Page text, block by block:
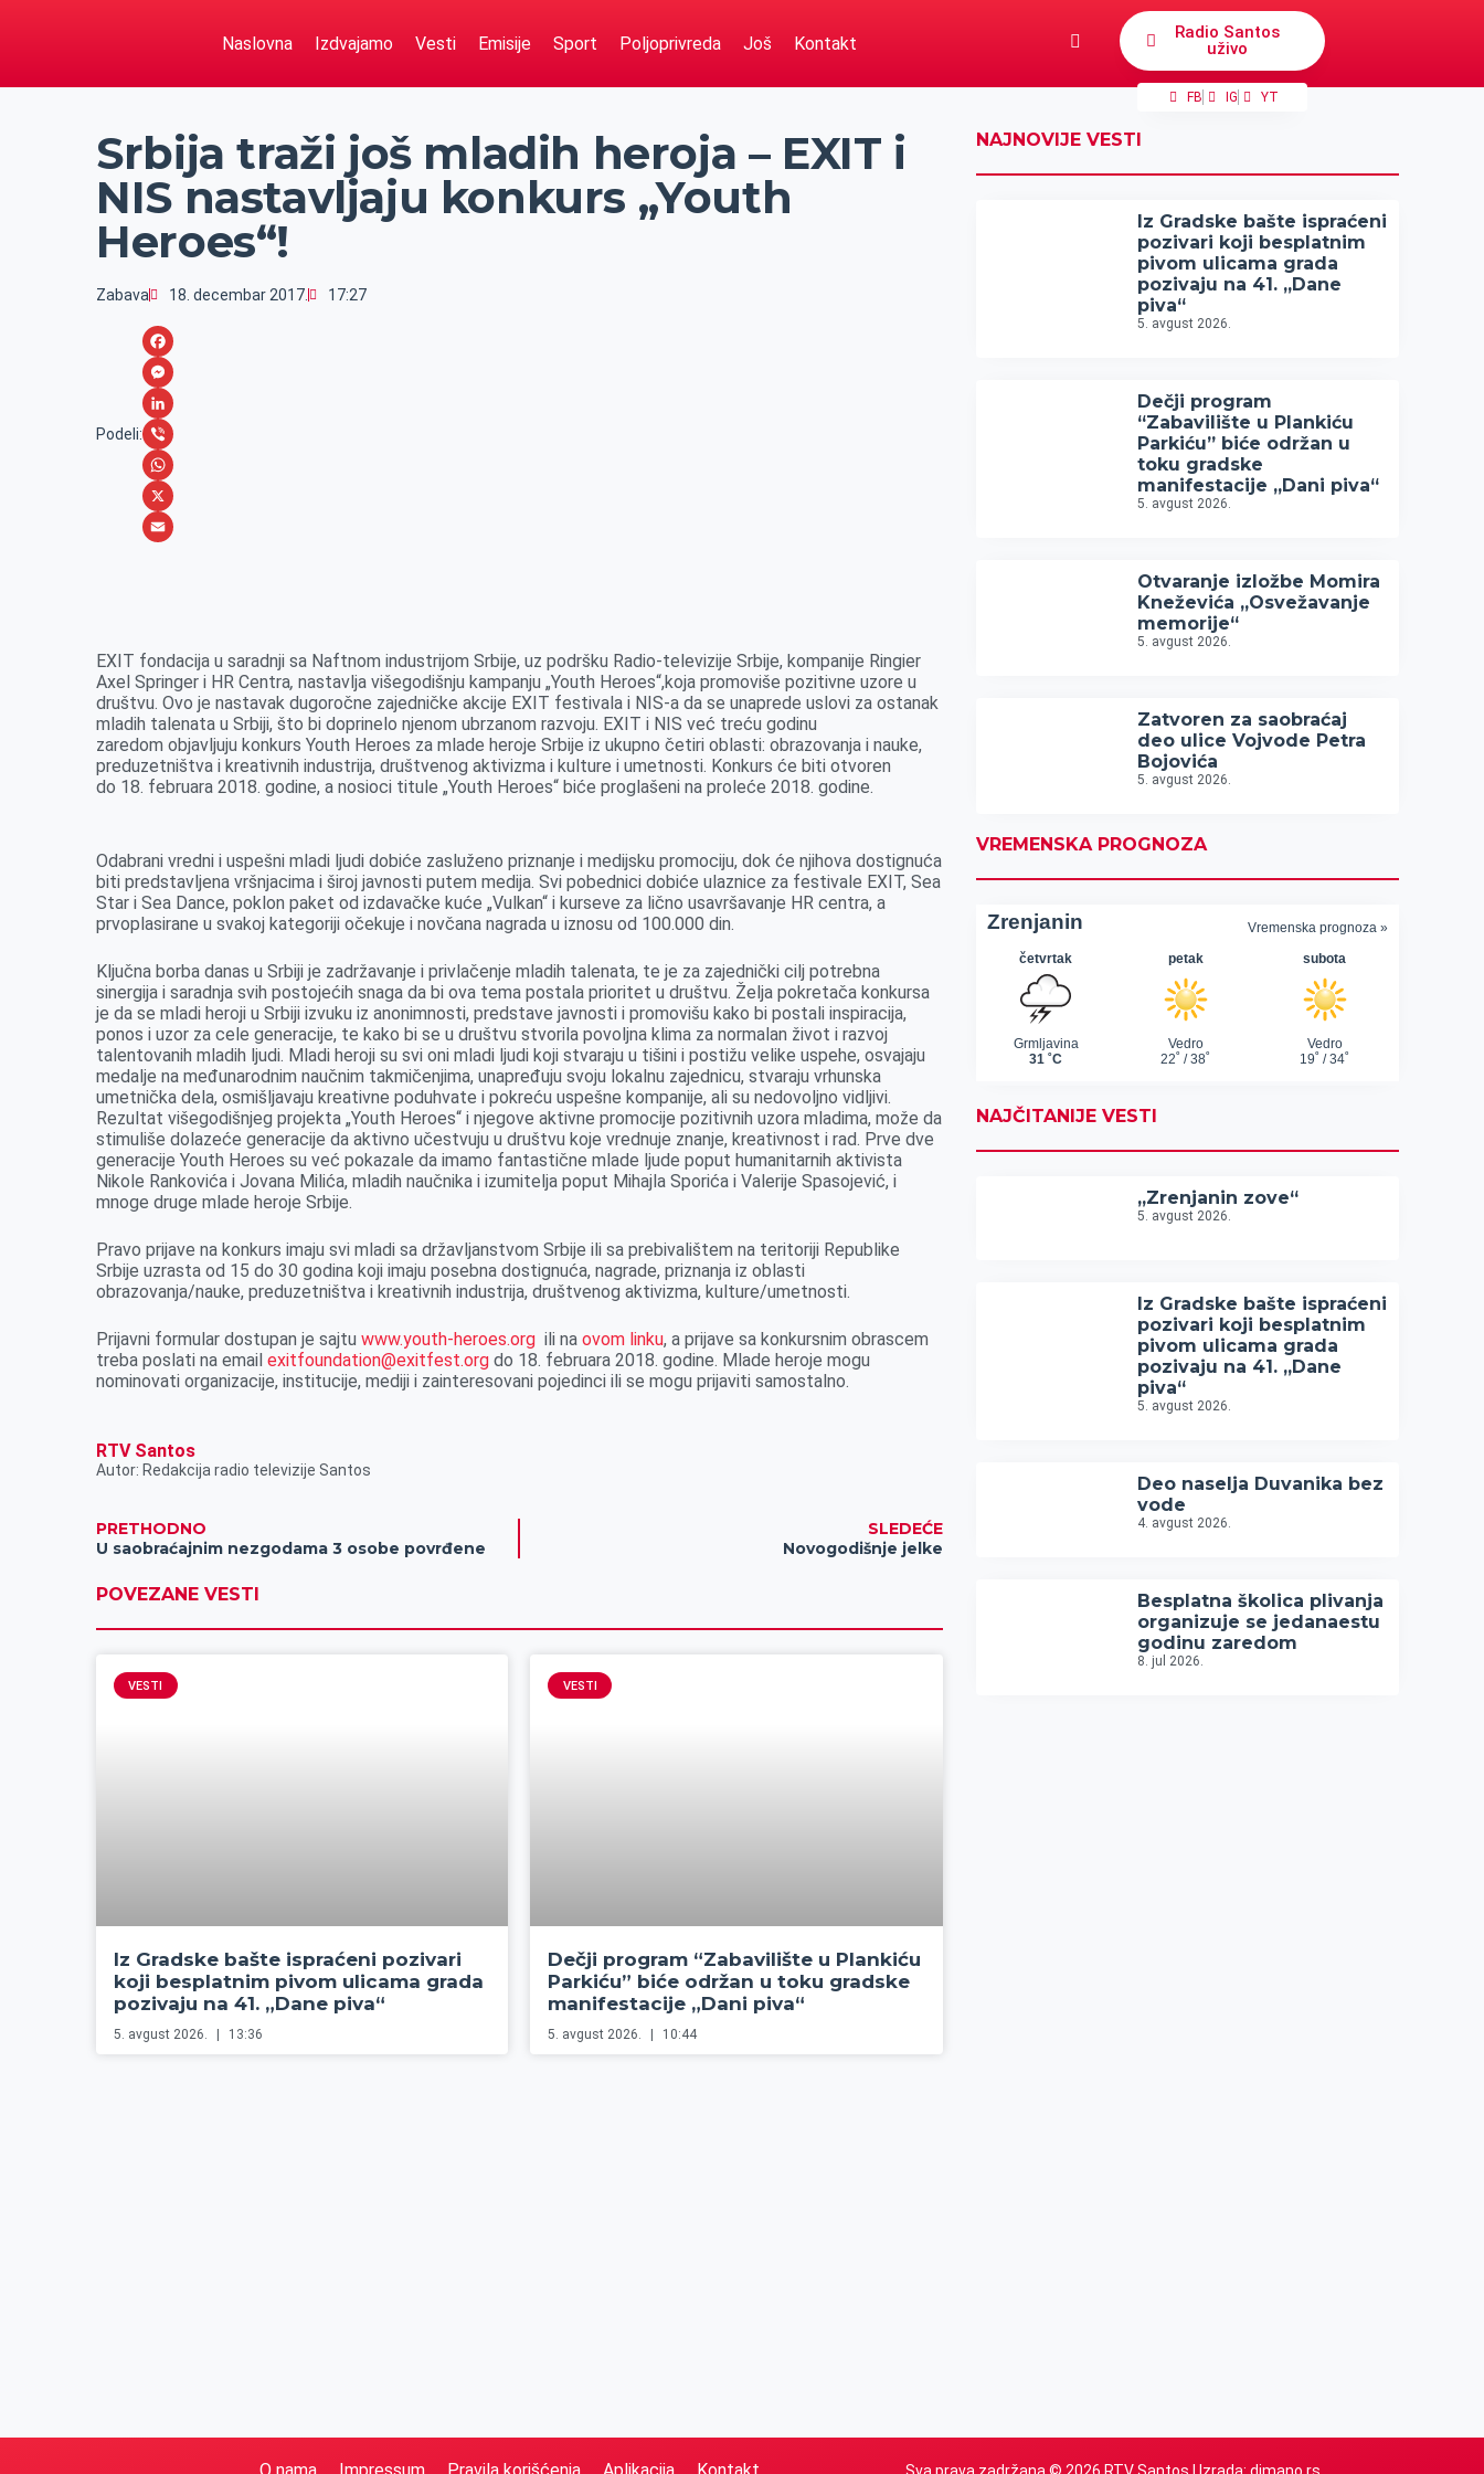
Naslovna Izdvajamo Vesti Emisije Sport Poljoprivreda Još Kontakt
Radio Santos
uživo
FB IG YT
Srbija traži još mladih heroja – EXIT i
NIS nastavljaju konkurs „Youth
Heroes“!
Zabava 18. decembar 2017. 17:27
Podeli:
F
a
c
e
b
o
M
e
s
s
e
r
L
i
n
k
n
V
i
b
W
h
A
p
p
X
i
l
EXIT fondacija u saradnji sa Naftnom industrijom Srbije, uz podršku Radio-televizije Srbije, kompanije Ringier
Axel Springer i HR Centra, nastavlja višegodišnju kampanju „Youth Heroes“,koja promoviše pozitivne uzore u
društvu. Ovo jenastavak dugoročne zajedničke akcije EXIT festivala i NIS-a da se unaprede uslovi za ostanak
mladih talenata u Srbiji, što bi doprinelo njenom ubrzanom razvoju. EXIT i NIS već treću godinu
zaredom objavljuju konkurs Youth Heroes za mlade heroje Srbije iz ukupno četiri oblasti: obrazovanja i nauke,
preduzetništva i kreativnih industrija, društvenog aktivizma i kulture i umetnosti. Konkurs će biti otvoren
do 18. februara 2018. godine, a nosioci titule „Youth Heroes“ biće proglašenina proleće 2018. godine.
Odabrani vredni i uspešni mladi ljudi dobiće zasluženo priznanje i medijsku promociju, dok će njihova dostignuća
biti predstavljena vršnjacima i široj javnosti putem medija.Svi pobednici dobiće ulaznice za festivale EXIT, Sea
Star i Sea Dance, poklon paket od izdavačke kuće „Vulkan“ ikurseve za lično usavršavanje HR centra, a
prvoplasirane u svakoj kategoriji očekuje i novčana nagrada u iznosu od 100.000 din.
Ključna borba danas u Srbiji je zadržavanje i privlačenje mladih talenata, te je za zajednički cilj potrebna
sinergija i saradnja svih postojećih snaga da bi ova tema postala prioritet u društvu. Želja pokretača konkursa
je da se mladi heroji u Srbiji izvuku iz anonimnosti, predstave javnosti i promovišu kako bi postali inspiracija,
ponos i uzor za cele generacije, te kako bi se u društvu stvorila povoljna klima za normalan život i razvoj
talentovanih mladih ljudi. Mladi heroji su svi oni mladi ljudi koji stvaraju u tišini i postižu velike uspehe, osvajaju
medalje na međunarodnim naučnim takmičenjima, unapređuju svoju lokalnu zajednicu, stvaraju vrhunska
umetnička dela, osmišljavaju kreativne poduhvate i pokreću uspešne kompanije,ali su nedovoljno vidljivi.
Rezultat višegodišnjeg projekta „Youth Heroes“ i njegove aktivne promocije pozitivnih uzora mladima, može da
stimuliše dolazeće generacije da aktivno učestvuju u društvu koje vrednuje znanje, kreativnost i rad. Prve dve
generacije Youth Heroes su već pokazale da imamo fantastične mlade ljude poput humanitarnih aktivista
Nikole Rankovića i Jovana Milića, mladih naučnika i izumitelja poput Mihajla Sporića i Valerije Spasojević, i
mnoge druge mlade heroje Srbije.
Pravo prijavena konkursimaju svi mladi sa državljanstvom Srbije ili sa prebivalištem na teritoriji Republike
Srbije uzrasta od 15 do 30 godina koji imaju posebna dostignuća, nagrade, priznanja iz oblasti
obrazovanja/nauke, preduzetništva i kreativnih industrija, društvenog aktivizma, kulture/umetnosti.
Prijavni formular dostupan je sajtuwww.youth-heroes.org ili naovom linku, a prijave sa konkursnim obrascem
treba poslati na emailexitfoundation@exitfest.org do 18. februara 2018. godine. Mlade heroje mogu
nominovati organizacije, institucije, mediji i zainteresovani pojedinci ili se mogu prijaviti samostalno.
RTV Santos
Autor: Redakcija radio televizije Santos
PRETHODNO
U saobraćajnim nezgodama 3 osobe povrđene
SLEDEĆE
Novogodišnje jelke
POVEZANE VESTI
VESTI
Iz Gradske bašte ispraćeni pozivari
koji besplatnim pivom ulicama grada
pozivaju na 41. „Dane piva“
5. avgust 2026. 13:36
VESTI
Dečji program “Zabavilište u Plankiću
Parkiću” biće održan u toku gradske
manifestacije „Dani piva“
5. avgust 2026. 10:44
NAJNOVIJE VESTI
Iz Gradske bašte ispraćeni
pozivari koji besplatnim
pivom ulicama grada
pozivaju na 41. „Dane
piva“
5. avgust 2026.
Dečji program
“Zabavilište u Plankiću
Parkiću” biće održan u
toku gradske
manifestacije „Dani piva“
5. avgust 2026.
Otvaranje izložbe Momira
Kneževića „Osvežavanje
memorije“
5. avgust 2026.
Zatvoren za saobraćaj
deo ulice Vojvode Petra
Bojovića
5. avgust 2026.
VREMENSKA PROGNOZA
NAJČITANIJE VESTI
„Zrenjanin zove“
5. avgust 2026.
Iz Gradske bašte ispraćeni
pozivari koji besplatnim
pivom ulicama grada
pozivaju na 41. „Dane
piva“
5. avgust 2026.
Deo naselja Duvanika bez
vode
4. avgust 2026.
Besplatna školica plivanja
organizuje se jedanaestu
godinu zaredom
8. jul 2026.